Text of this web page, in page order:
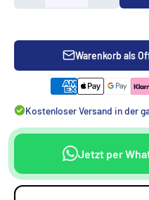
Warenkorb als
Kostenloser Versand in der
Jetzt per